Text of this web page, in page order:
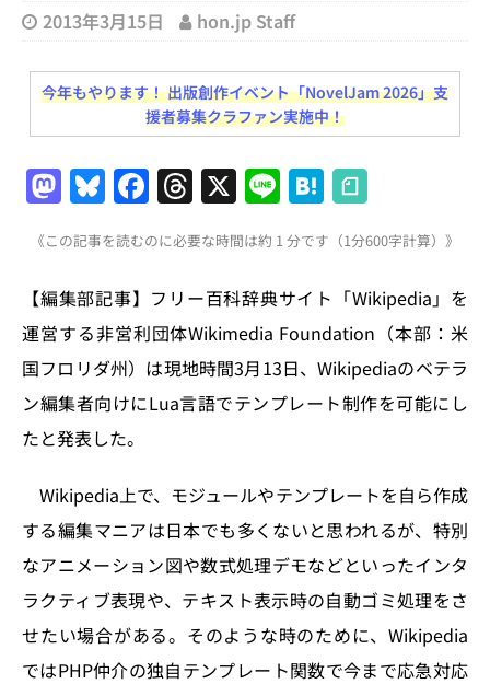
2013年3月15日 hon.jp Staff
今年もやります！ 出版創作イベント「NovelJam 2026」支
援者募集クラファン実施中！
M
a
st
o
d
o
n
Bl
u
e
s
k
y
F
a
c
e
b
o
o
T
h
re
a
d
s
X Li
n
e
H
at
e
n
a
《この記事を読むのに必要な時間は約 1 分です（1分600字計算）》
【編集部記事】フリー百科辞典サイト「Wikipedia」を
運営する非営利団体Wikimedia Foundation（本部：米
国フロリダ州）は現地時間3月13日、Wikipediaのベテラ
ン編集者向けにLua言語でテンプレート制作を可能にし
たと発表した。
Wikipedia上で、モジュールやテンプレートを自ら作成
する編集マニアは日本でも多くないと思われるが、特別
なアニメーション図や数式処理デモなどといったインタ
ラクティブ表現や、テキスト表示時の自動ゴミ処理をさ
せたい場合がある。そのような時のために、Wikipedia
ではPHP仲介の独自テンプレート関数で今まで応急対応